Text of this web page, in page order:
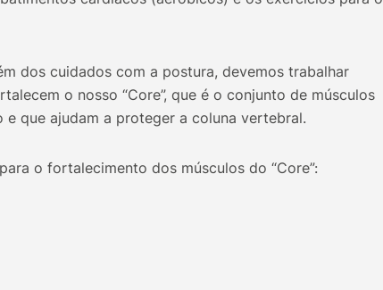
dos cuidados com a postura, devemos trabalhar
o nosso “Core”, que é o conjunto de músculos
que ajudam a proteger a coluna vertebral.
o fortalecimento dos músculos do “Core”: